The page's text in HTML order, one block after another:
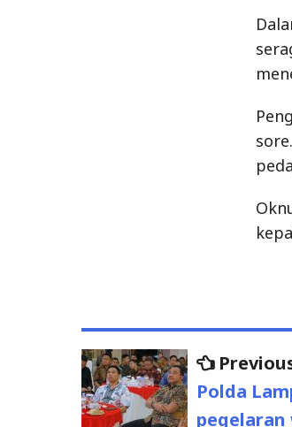
Post
Polda